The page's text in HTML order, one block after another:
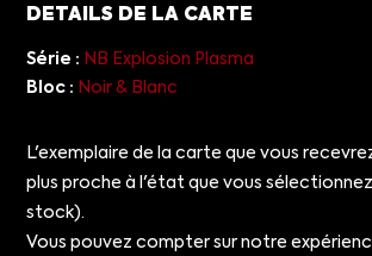
DETAILS DE LA CARTE
Série : NB Explosion Plasma
Bloc : Noir & Blanc
L'exemplaire de la carte que vous
plus proche à l'état que vous
stock).
Vous pouvez compter sur notre